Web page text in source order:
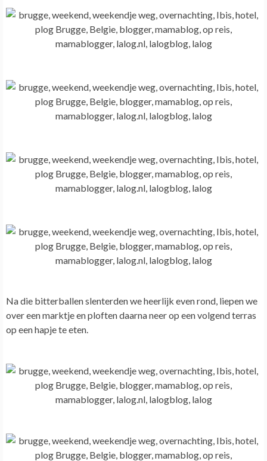
Na die bitterballen slenterden we heerlijk even rond, liepen we
over een marktje en ploften daarna neer op een volgend terras
op een hapje te eten.